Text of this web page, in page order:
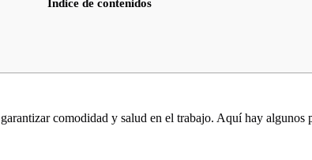
Índice de contenidos
comodidad y salud en el trabajo. Aquí hay algunos